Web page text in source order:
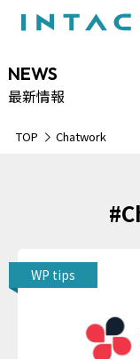
NEWS
最新情報
TOP Chatwork
WP tips